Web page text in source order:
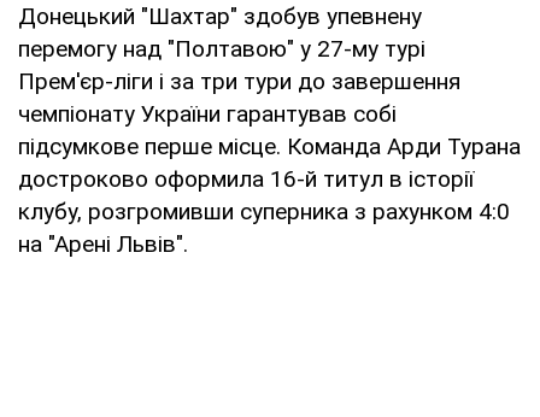
Донецький "Шахтар" здобув упевнену
перемогу над "Полтавою" у 27-му турі
Прем'єр-ліги і за три тури до завершення
чемпіонату України гарантував собі
підсумкове перше місце. Команда Арди Турана
достроково оформила 16-й титул в історії
клубу, розгромивши суперника з рахунком 4:0
на "Арені Львів".